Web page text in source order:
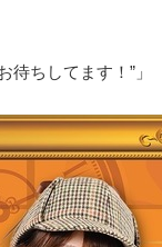
待ちしてます！”」